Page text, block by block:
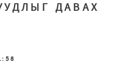
ДАВАХ